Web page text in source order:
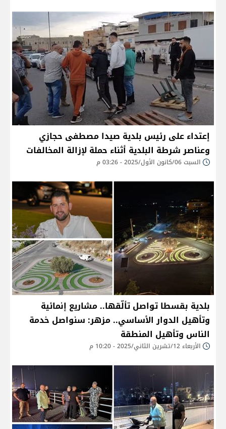
إعتداء على رئيس بلدية صيدا مصطفى حجازي
وعناصر شرطة البلدية أثناء حملة لإزالة المخالفات
السبت 06/كانون الأول/2025 - 03:26 م
بلدية بقسطا تواصل تألّقها.. مشاريع إنمائية
وتأهيل الدوار الأساسي.. مزهر: سنواصل خدمة
الناس وتأهيل المنطقة
الأربعاء 12/تشرين الثاني/2025 - 10:20 م